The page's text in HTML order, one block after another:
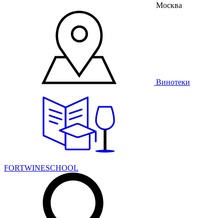
Москва
Винотеки
FORTWINESCHOOL